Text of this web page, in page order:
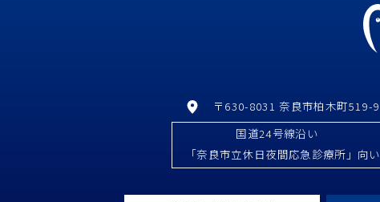
〒630-8031 奈良市柏木町519-9
国道24号線沿い
「奈良市立休日夜間応急診療所」向い